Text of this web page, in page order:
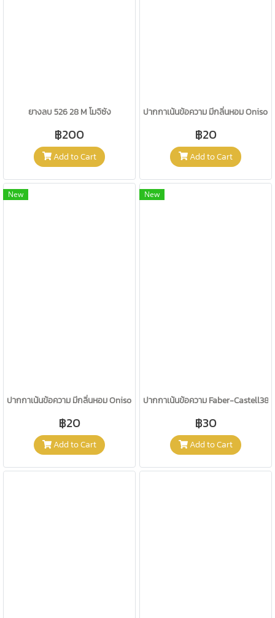
ยางลบ 526 28 M โมจิซัง
฿200
Add to Cart
ปากกาเน้นข้อความ มีกลิ่นหอม Oniso
฿20
Add to Cart
New
ปากกาเน้นข้อความ มีกลิ่นหอม Oniso 7218-11 มัจฉะ
฿20
Add to Cart
New
ปากกาเน้นข้อความ Faber-Castell38
฿30
Add to Cart